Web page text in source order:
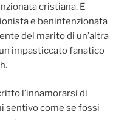
cristiana. E
e benintenzionata
del marito di un’altra
impasticcato fanatico
l’innamorarsi di
sentivo come se fossi